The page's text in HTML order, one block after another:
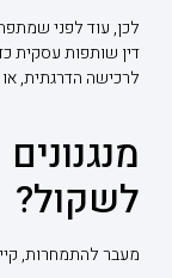
לכן, עוד לפני
דין שותפות עסקית
לרכישה הדרגתית,
לשקול?
מעבר להתמחרות,